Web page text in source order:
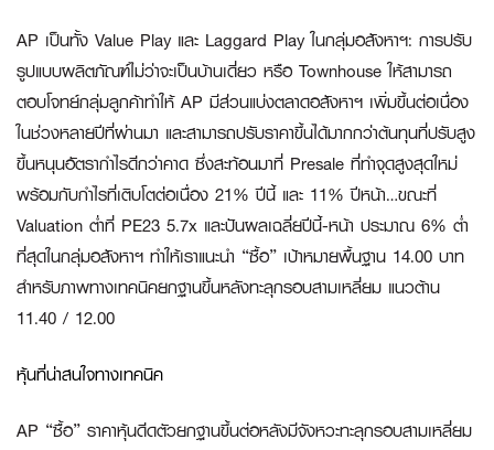
AP เป็นทั้ง Value Play และ Laggard Play ในกลุ่มอสังหาฯ: การปรับ
รูปแบบผลิตภัณฑ์ไม่ว่าจะเป็นบ้านเดี่ยว หรือ Townhouse ให้สามารถ
ตอบโจทย์กลุ่มลูกค้าทำให้ AP มีส่วนแบ่งตลาดอสังหาฯ เพิ่มขึ้นต่อเนื่อง
ในช่วงหลายปีที่ผ่านมา และสามารถปรับราคาขึ้นได้มากกว่าต้นทุนที่ปรับสูง
ขึ้นหนุนอัตรากำไรดีกว่าคาด ซึ่งสะท้อนมาที่ Presale ที่ทำจุดสูงสุดใหม่
พร้อมกับกำไรที่เติบโตต่อเนื่อง 21% ปีนี้ และ 11% ปีหน้า…ขณะที่
Valuation ต่ำที่ PE23 5.7x และปันผลเฉลี่ยปีนี้-หน้า ประมาณ 6% ต่ำ
ที่สุดในกลุ่มอสังหาฯ ทำให้เราแนะนำ “ซื้อ” เป้าหมายพื้นฐาน 14.00 บาท
สำหรับภาพทางเทคนิคยกฐานขึ้นหลังทะลุกรอบสามเหลี่ยม แนวต้าน
11.40 / 12.00
หุ้นที่น่าสนใจทางเทคนิค
AP “ซื้อ” ราคาหุ้นดีดตัวยกฐานขึ้นต่อหลังมีจังหวะทะลุกรอบสามเหลี่ยม